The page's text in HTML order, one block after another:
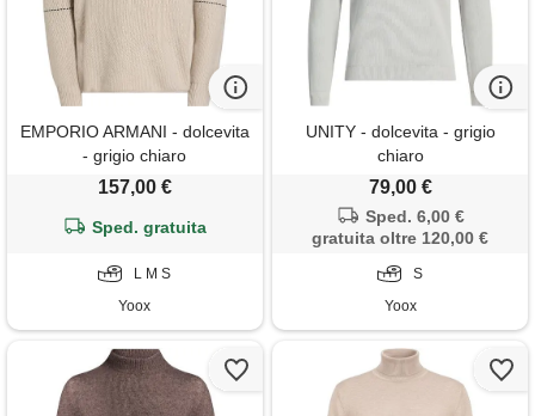
EMPORIO ARMANI - dolcevita
- grigio chiaro
157,00 €
Sped. gratuita
L M S
Yoox
UNITY - dolcevita - grigio
chiaro
79,00 €
Sped. 6,00 €
gratuita oltre 120,00 €
S
Yoox